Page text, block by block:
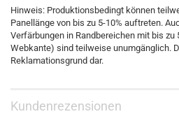
Hinweis: Produktionsbedingt können
Panellänge von bis zu 5-10% auftreten.
Verfärbungen in Randbereichen mit bis zu
Webkante) sind teilweise unumgänglich.
Reklamationsgrund dar.
Kundenrezensionen